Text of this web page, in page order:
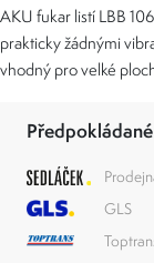
AKU fukar listí LBB
prakticky žádnými
vhodný pro velké
GLS